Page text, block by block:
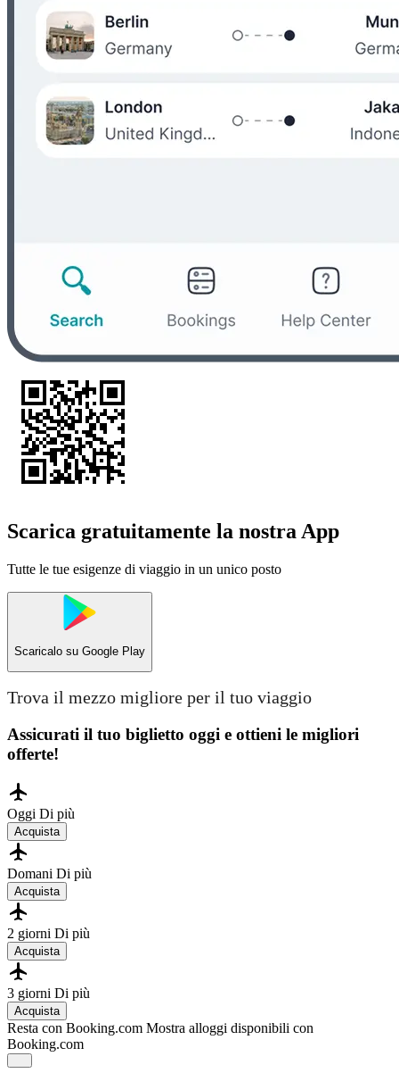
Scarica gratuitamente la nostra App
Tutte le tue esigenze di viaggio in un unico posto
Scaricalo su Google Play
Trova il mezzo migliore per il tuo viaggio
Assicurati il ​​tuo biglietto oggi e ottieni le migliori
offerte!
Oggi Di più
Acquista
Domani Di più
Acquista
2 giorni Di più
Acquista
3 giorni Di più
Acquista
Resta con Booking.com Mostra alloggi disponibili con
Booking.com